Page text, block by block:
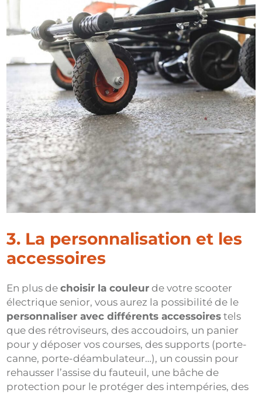
3. La personnalisation et les
accessoires
En plus dechoisir la couleur de votre scooter
électrique senior, vous aurez la possibilité de le
personnaliser avec différents accessoires tels
que des rétroviseurs, des accoudoirs, un panier
pour y déposer vos courses, des supports (porte-
canne, porte-déambulateur…), un coussin pour
rehausser l’assise du fauteuil, une bâche de
protection pour le protéger des intempéries, des